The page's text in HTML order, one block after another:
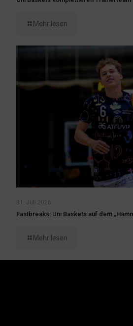
Mehr lesen
31. Juli 2026
Fastbreaks: Uni Baskets auf dem
Mehr lesen